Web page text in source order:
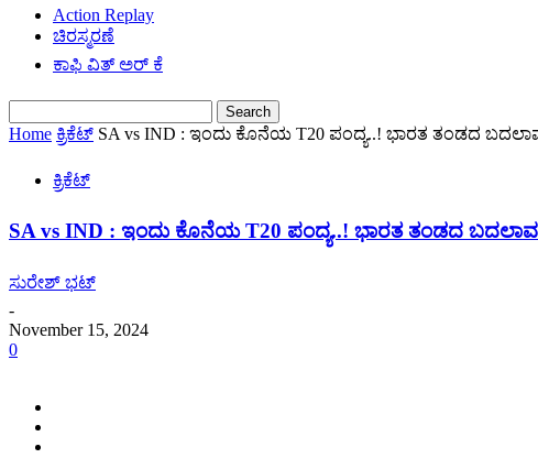
Action Replay
ಚಿರಸ್ಮರಣೆ
ಕಾಫಿ ವಿತ್ ಅರ್ ಕೆ
Home ಕ್ರಿಕೆಟ್ SA vs IND : ಇಂದು ಕೊನೆಯ T20 ಪಂದ್ಯ..! ಭಾರತ ತಂಡದ
ಕ್ರಿಕೆಟ್
SA vs IND : ಇಂದು ಕೊನೆಯ T20 ಪಂದ್ಯ..! ಭಾರತ ತಂಡದ
ಸುರೇಶ್ ಭಟ್
-
November 15, 2024
0